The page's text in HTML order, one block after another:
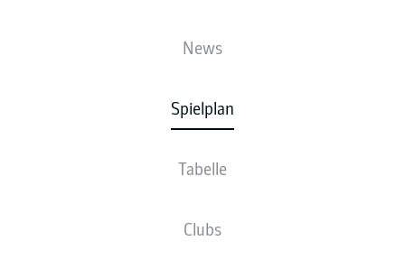
News
Spielplan
Tabelle
Clubs
2 2
AUFSTELLUNGEN